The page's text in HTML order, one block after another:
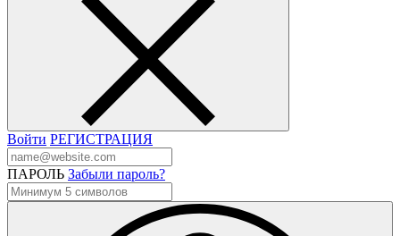
Войти РЕГИСТРАЦИЯ
ПАРОЛЬ Забыли пароль?